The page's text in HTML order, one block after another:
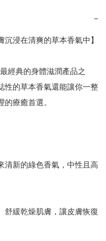
−
沉浸在清爽的草本香氣中】
經典的身體滋潤產品之
性的草本香氣還能讓你一整
療癒首選。
清新的綠色香氣，中性且高
舒緩乾燥肌膚，讓皮膚恢復